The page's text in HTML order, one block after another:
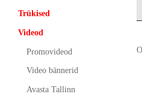
Trükised
Videod
Promovideod
Video bännerid
Avasta Tallinn